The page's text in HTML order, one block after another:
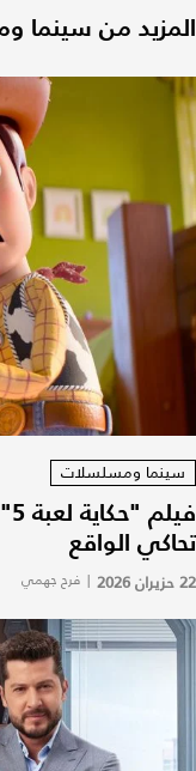
المزيد من سينما
سينما ومسلسلات
تحاكي الواقع
22 حزيران 2026 | فرح جهمي